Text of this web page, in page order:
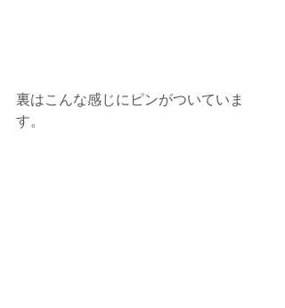
裏はこんな感じにピンがついていま
す。